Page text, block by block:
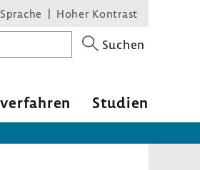
Hoher Kontrast
Suchen
Studien